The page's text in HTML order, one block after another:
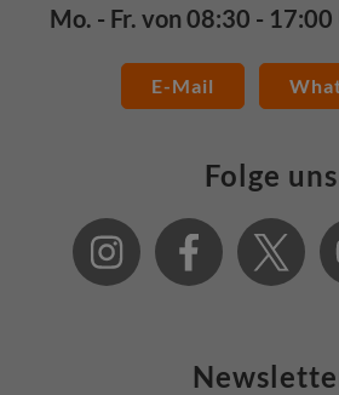
Mo. - Fr. von 08:30 -
E-Mail
Folge uns